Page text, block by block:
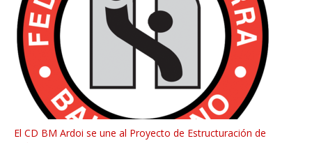
El CD BM Ardoi se une al Proyecto de Estructuración de